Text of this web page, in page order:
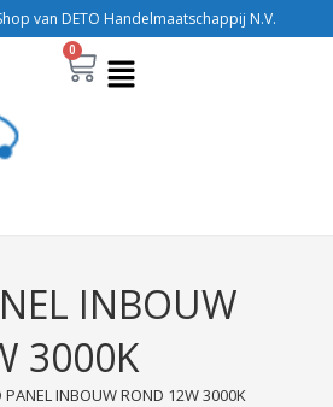
van DETO Handelmaatschappij N.V.
0
INBOUW
3000K
PANEL INBOUW ROND 12W 3000K